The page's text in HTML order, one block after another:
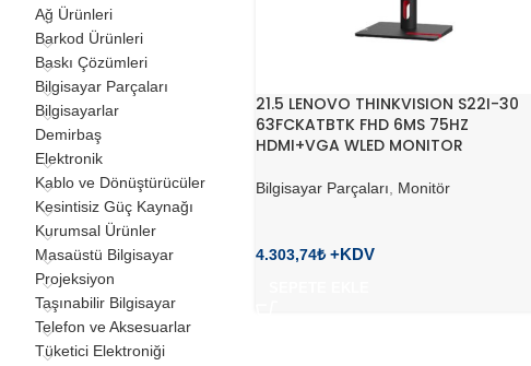
Ağ Ürünleri
Barkod Ürünleri
Baskı Çözümleri
Bilgisayar Parçaları
Bilgisayarlar
Demirbaş
Elektronik
Kablo ve Dönüştürücüler
Kesintisiz Güç Kaynağı
Kurumsal Ürünler
Masaüstü Bilgisayar
Projeksiyon
Taşınabilir Bilgisayar
Telefon ve Aksesuarlar
Tüketici Elektroniği
21.5 LENOVO THINKVISION S22I-30
63FCKATBTK FHD 6MS 75HZ
HDMI+VGA WLED MONITOR
Bilgisayar Parçaları Monitör
4.303,74₺